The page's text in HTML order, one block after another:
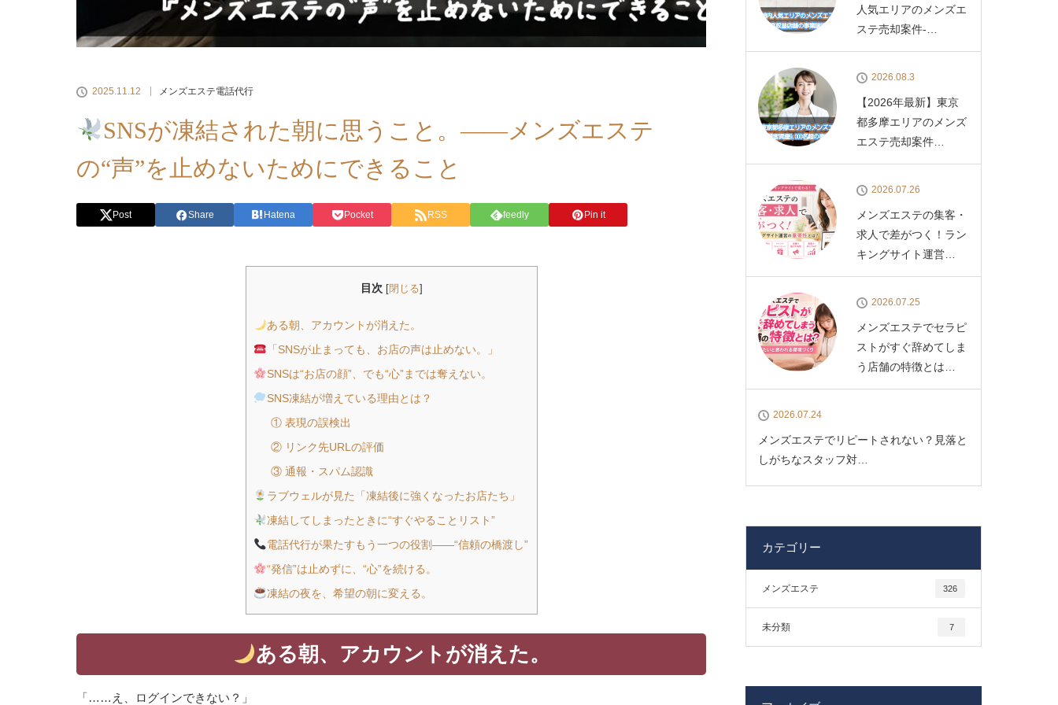
2025.11.12 メンズエステ電話代行
SNSが凍結された朝に思うこと。——メンズエステ
の“声”を止めないためにできること
Post Share Hatena Pocket RSS feedly Pin it
目次 [閉じる]
ある朝、アカウントが消えた。
「SNSが止まっても、お店の声は止めない。」
SNSは“お店の顔”、でも“心”までは奪えない。
SNS凍結が増えている理由とは？
① 表現の誤検出
② リンク先URLの評価
③ 通報・スパム認識
ラブウェルが見た「凍結後に強くなったお店たち」
凍結してしまったときに“すぐやることリスト”
電話代行が果たすもう一つの役割——“信頼の橋渡し”
“発信”は止めずに、“心”を続ける。
凍結の夜を、希望の朝に変える。
ある朝、アカウントが消えた。
「……え、ログインできない？」
人気エリアのメンズエ
ステ売却案件-…
2026.08.3
【2026年最新】東京
都多摩エリアのメンズ
エステ売却案件…
2026.07.26
メンズエステの集客・
求人で差がつく！ラン
キングサイト運営…
2026.07.25
メンズエステでセラピ
ストがすぐ辞めてしま
う店舗の特徴とは…
2026.07.24
メンズエステでリピートされない？見落と
しがちなスタッフ対…
カテゴリー
メンズエステ 326
未分類 7